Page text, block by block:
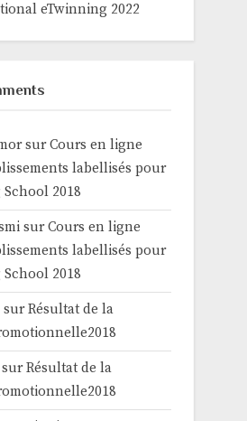
eTwinning 2022
surCours en ligne
labellisés pour
2018
surCours en ligne
labellisés pour
2018
surRésultat de la
surRésultat de la